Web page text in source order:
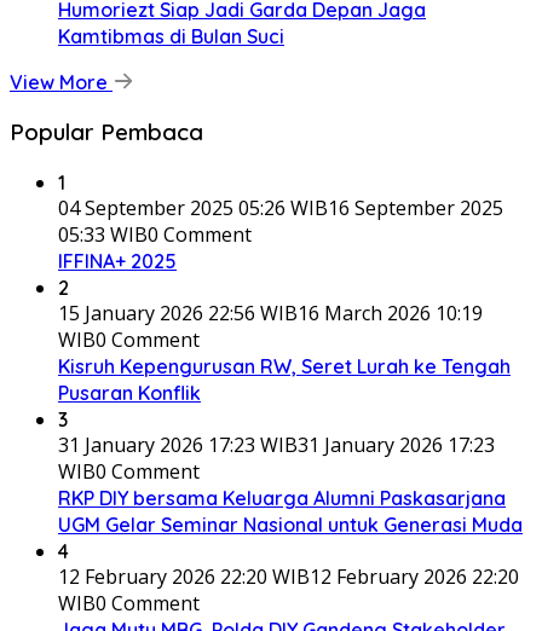
Humoriezt Siap Jadi Garda Depan Jaga
Kamtibmas di Bulan Suci
View More
Popular Pembaca
1
04 September 2025 05:26 WIB16 September 2025
05:33 WIB0 Comment
IFFINA+ 2025
2
15 January 2026 22:56 WIB16 March 2026 10:19
WIB0 Comment
Kisruh Kepengurusan RW, Seret Lurah ke Tengah
Pusaran Konflik
3
31 January 2026 17:23 WIB31 January 2026 17:23
WIB0 Comment
RKP DIY bersama Keluarga Alumni Paskasarjana
UGM Gelar Seminar Nasional untuk Generasi Muda
4
12 February 2026 22:20 WIB12 February 2026 22:20
WIB0 Comment